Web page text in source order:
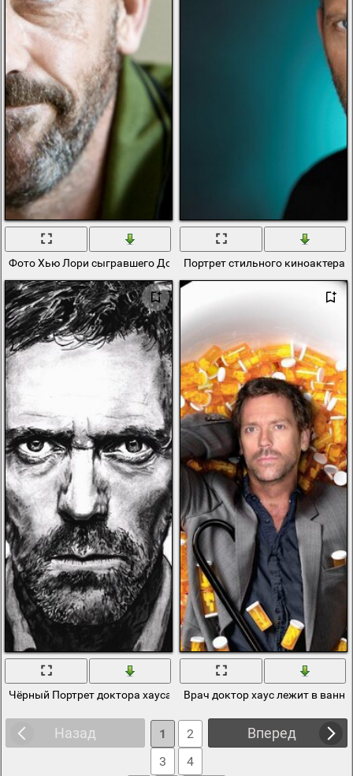
Фото Хью Лори сыгравшего Доктора ХаусаПортрет стильного киноактера
Чёрный Портрет доктора хауса на белом фонеВрач доктор хаус лежит в
Назад Вперед
1
2
3
4